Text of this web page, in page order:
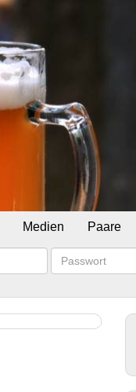
Medien Paare
Passwort